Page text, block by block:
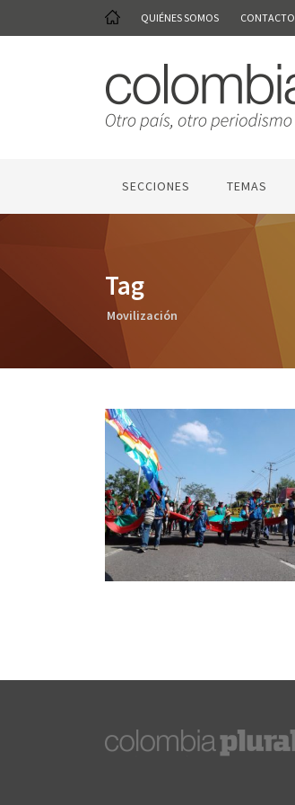
QUIÉNES SOMOS CONTACTO
SECCIONES TEMAS
Tag
Movilización